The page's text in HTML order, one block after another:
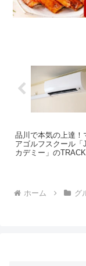
品川で本気の上達！
アゴルフスクール
カデミー」の
ホーム グ